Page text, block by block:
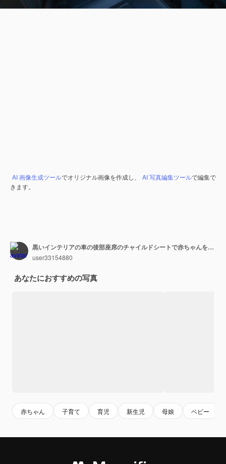
AI 画像生成ツールでオリジナル画像を作成し、 AI 写真編集ツールで編集で
きます。
黒いインテリアの車の後部座席のチャイルドシートで赤ちゃんを見ている母親は、開いたドアから手を伸ばし、コピースペースで横から撮影しました
user33154880
あなたにおすすめの写真
赤ちゃん 子育て 育児 新生児 母娘 ベビー